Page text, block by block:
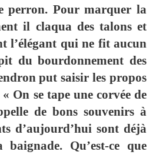
perron. Pour marquer la
il claqua des talons et
l’élégant qui ne fit aucun
du bourdonnement des
put saisir les propos
On se tape une corvée de
de bons souvenirs à
d’aujourd’hui sont déjà
Qu’est-ce que